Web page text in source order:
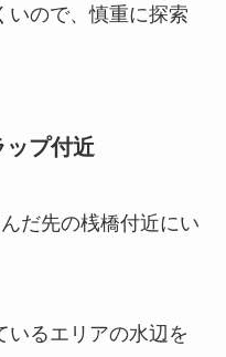
いので、慎重に探索
プ付近
だ先の桟橋付近にい
いるエリアの水辺を